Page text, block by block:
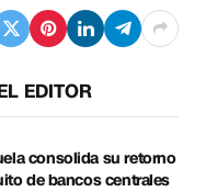
EDITOR
consolida su retorno
de bancos centrales